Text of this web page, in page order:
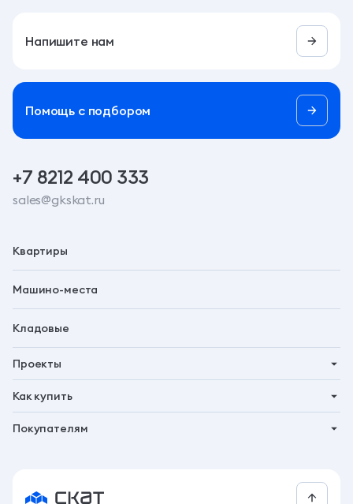
Напишите нам
Помощь c подбором
+7 8212 400 333
sales@gkskat.ru
Квартиры
Машино-места
Кладовые
Проекты
Бьярма
Как купить
Покупателям
Контакты